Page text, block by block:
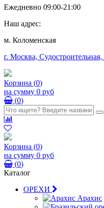
Ежедневно 09:00-21:00
Наш адрес:
м. Коломенская
г. Москва, Судостроительная,
Корзина (0)
на сумму 0 руб
(0)
Корзина (0)
на сумму 0 руб
(0)
Каталог
ОРЕХИ
Арахис